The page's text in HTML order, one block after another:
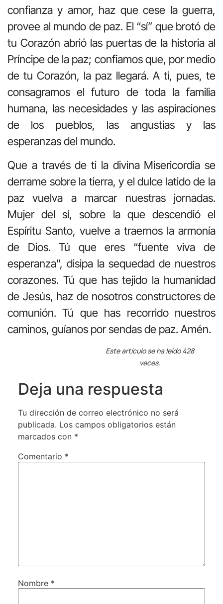
confianza y amor, haz que cese la guerra,
provee al mundo de paz. El “sí” que brotó de
tu Corazón abrió las puertas de la historia al
Príncipe de la paz; confiamos que, por medio
de tu Corazón, la paz llegará. A ti, pues, te
consagramos el futuro de toda la familia
humana, las necesidades y las aspiraciones
de los pueblos, las angustias y las
esperanzas del mundo.
Que a través de ti la divina Misericordia se
derrame sobre la tierra, y el dulce latido de la
paz vuelva a marcar nuestras jornadas.
Mujer del sí, sobre la que descendió el
Espíritu Santo, vuelve a traernos la armonía
de Dios. Tú que eres “fuente viva de
esperanza”, disipa la sequedad de nuestros
corazones. Tú que has tejido la humanidad
de Jesús, haz de nosotros constructores de
comunión. Tú que has recorrido nuestros
caminos, guíanos por sendas de paz. Amén.
Este artículo se ha leído 428
veces.
Deja una respuesta
Tu dirección de correo electrónico no será
publicada. Los campos obligatorios están
marcados con *
Comentario *
Nombre *